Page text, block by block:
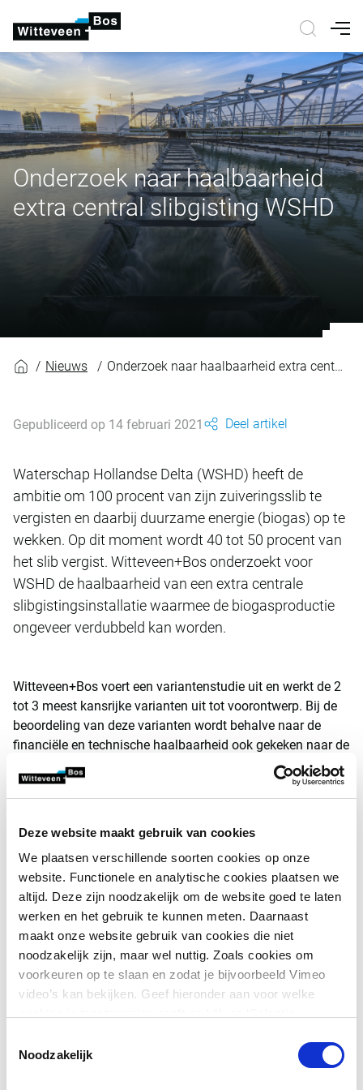
Deze website maakt gebruik van cookies
We plaatsen verschillende soorten cookies op onze
website. Functionele en analytische cookies plaatsen we
altijd. Deze zijn noodzakelijk om de website goed te laten
werken en het gebruik te kunnen meten. Daarnaast
maakt onze website gebruik van cookies die niet
noodzakelijk zijn, maar wel nuttig. Zoals cookies om
voorkeuren op te slaan en zodat je bijvoorbeeld Vimeo
video’s kan bekijken. Geef hieronder aan voor welke
akkoord met het plaatsen van alle cookies.
Meer over
Noodzakelijk
Onderzoek naar haalbaarheid
extra central slibgisting WSHD
Nieuws Onderzoek naar haalbaarheid extra central slibgisting WSHD
Gepubliceerd op 14 februari 2021 Deel artikel
Waterschap Hollandse Delta (WSHD) heeft de
ambitie om 100 procent van zijn zuiveringsslib te
vergisten en daarbij duurzame energie (biogas) op te
wekken. Op dit moment wordt 40 tot 50 procent van
het slib vergist. Witteveen+Bos onderzoekt voor
WSHD de haalbaarheid van een extra centrale
slibgistingsinstallatie waarmee de biogasproductie
ongeveer verdubbeld kan worden.
Witteveen+Bos voert een variantenstudie uit en werkt de 2
tot 3 meest kansrijke varianten uit tot voorontwerp. Bij de
beoordeling van deze varianten wordt behalve naar de
financiële en technische haalbaarheid ook gekeken naar de
milieuwinst - met inzet van de +Circular Design Tool - en
vergunbaarheid.
Slibstrategie
In 2021 wil het bestuur van Waterschap Hollandse Delta
(WSHD) de slibstrategie vaststellen. In dit strategische plan
legt WSHD vast hoe en waar de slibstromen van het
waterschap in de toekomst verwerkt worden; niet alleen
met het oog op de interne ontwikkelingen maar ook
rekening houdend met externe ontwikkelingen zoals
plannen van collega-waterschappen in de slibketen. Om tot
een zorgvuldige strategiebepaling te komen, worden ter
voorbereiding diverse studies uitgevoerd. Een daarvan is
slibvergistingsinstallatie binnen het beheergebied van